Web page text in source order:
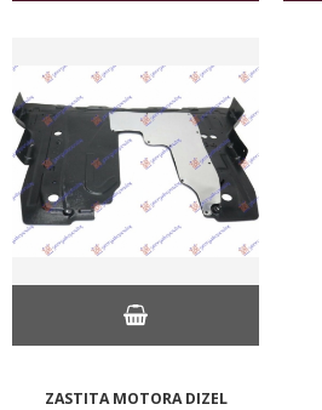
ZASTITA MOTORA DIZEL